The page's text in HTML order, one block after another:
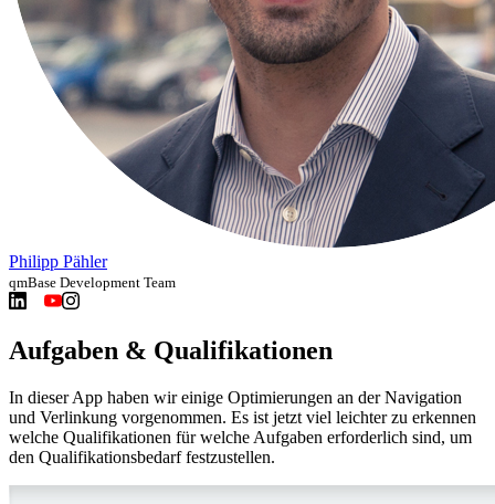
Philipp Pähler
qmBase Development Team
Aufgaben & Qualifikationen
In dieser App haben wir einige Optimierungen an der Navigation
und Verlinkung vorgenommen. Es ist jetzt viel leichter zu erkennen
welche Qualifikationen für welche Aufgaben erforderlich sind, um
den Qualifikationsbedarf festzustellen.